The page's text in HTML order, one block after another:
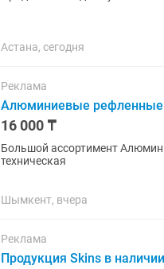
Астана, сегодня
Реклама
Алюминиевые рефленные
16 000 ₸
Большой ассортимент
техническая
Шымкент, вчера
Реклама
Продукция Skins в